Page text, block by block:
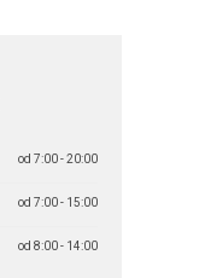
od 7:00 - 20:00
od 7:00 - 15:00
od 8:00 - 14:00